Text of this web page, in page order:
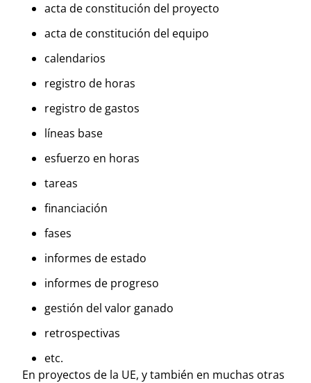
acta de constitución del proyecto
acta de constitución del equipo
calendarios
registro de horas
registro de gastos
líneas base
esfuerzo en horas
tareas
financiación
fases
informes de estado
informes de progreso
gestión del valor ganado
retrospectivas
etc.
En proyectos de la UE, y también en muchas otras